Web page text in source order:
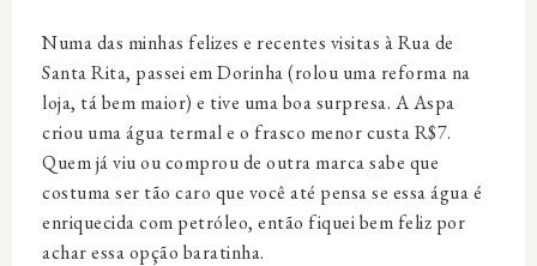
Numa das minhas felizes e recentes visitas à Rua de
Santa Rita, passei em Dorinha (rolou uma reforma na
loja, tá bem maior) e tive uma boa surpresa. A Aspa
criou uma água termal e o frasco menor custa R$7.
Quem já viu ou comprou de outra marca sabe que
costuma ser tão caro que você até pensa se essa água é
enriquecida com petróleo, então fiquei bem feliz por
achar essa opção baratinha.